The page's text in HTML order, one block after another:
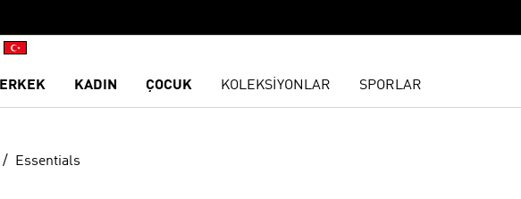
ERKEK KADIN ÇOCUK KOLEKSİYONLAR SPORLAR
Essentials